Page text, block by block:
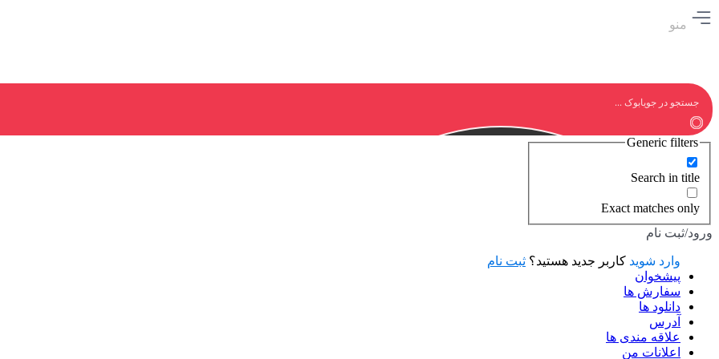
منو
Generic filters
Search in title
Exact matches only
ورود/ثبت نام
وارد شوید کاربر جدید هستید؟ ثبت نام
پیشخوان
سفارش ها
دانلود ها
آدرس
علاقه مندی ها
اعلانات من